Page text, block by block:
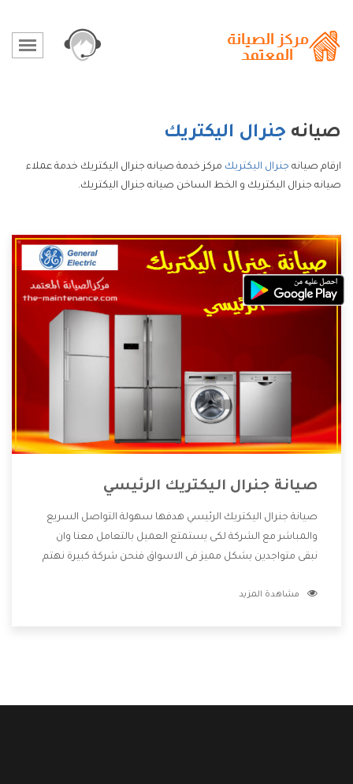
صيانه جنرال اليكتريك
ارقام صيانه جنرال اليكتريك مركز خدمة صيانه جنرال اليكتريك خدمة عملاء
صيانه جنرال اليكتريك و الخط الساخن صيانه جنرال اليكتريك.
صيانة جنرال اليكتريك الرئيسي
صيانة جنرال اليكتريك الرئيسي هدفها سهولة التواصل السريع
والمباشر مع الشركة لكى يستمتع العميل بالتعامل معنا وان
نبقى متواجدين بشكل مميز فى الاسواق فنحن شركة كبيرة نهتم
الشركة بها والتى تكون منها خدمة الصيانة التى تكون من أهم
مشاهدة المزيد